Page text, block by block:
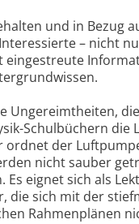
und in Bezug
– nicht
eingestreute
Ungereimtheiten,
Schulbüchern die
der
nicht sauber
eignet sich als
die sich mit der
Rahmenplänen